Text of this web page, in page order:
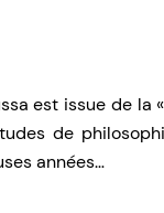
est issue de
de
années…